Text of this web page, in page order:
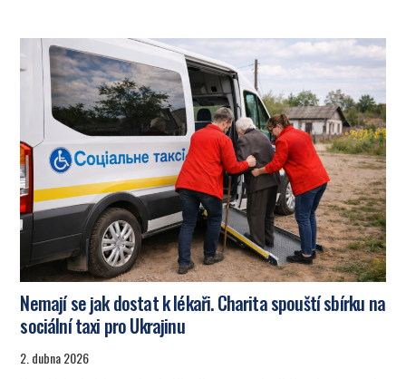
Nemají se jak dostat k lékaři. Charita spouští sbírku na
sociální taxi pro Ukrajinu
2. dubna 2026